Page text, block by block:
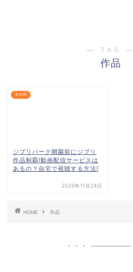
― TAG ―
作品
未分類
ジブリパーク開園前にジブリ
作品制覇!動画配信サービスは
あるの？自宅で視聴する方法!
2020年11月24日
HOME 作品